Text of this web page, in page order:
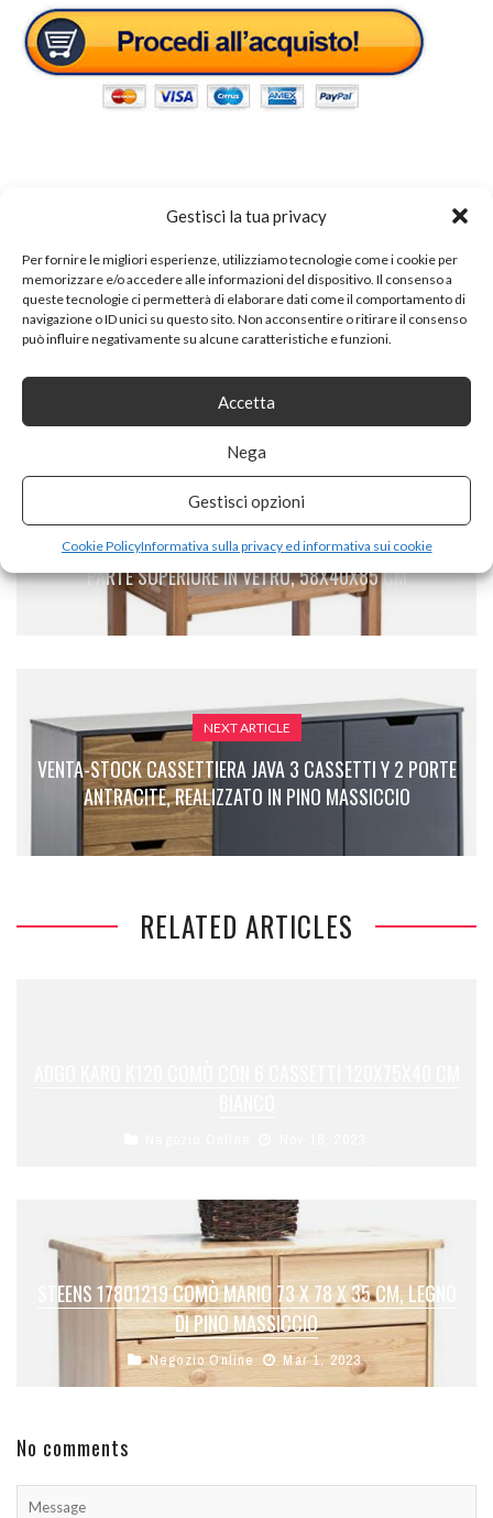
Gestisci la tua privacy
Per fornire le migliori esperienze, utilizziamo tecnologie come i cookie per
memorizzare e/o accedere alle informazioni del dispositivo. Il consenso a
queste tecnologie ci permetterà di elaborare dati come il comportamento di
navigazione o ID unici su questo sito. Non acconsentire o ritirare il consenso
può influire negativamente su alcune caratteristiche e funzioni.
Accetta
Nega
Gestisci opzioni
Cookie PolicyInformativa sulla privacy ed informativa sui cookie
SHARE ON
PREVIOUS ARTICLE
ZELLER 13778 CARRELLINO DA CUCINA IN BAMBÙ, CON
PARTE SUPERIORE IN VETRO, 58X40X85 CM
NEXT ARTICLE
VENTA-STOCK CASSETTIERA JAVA 3 CASSETTI Y 2 PORTE
ANTRACITE, REALIZZATO IN PINO MASSICCIO
RELATED ARTICLES
STEENS 17801219 COMÒ MARIO 73 X 78 X 35 CM, LEGNO
DI PINO MASSICCIO
Negozio Online Mar 1, 2023
No comments